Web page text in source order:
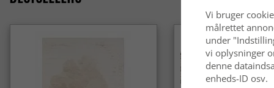
Vi bruger
målrettet
under
vi oplysninger
denne
enheds-ID osv.